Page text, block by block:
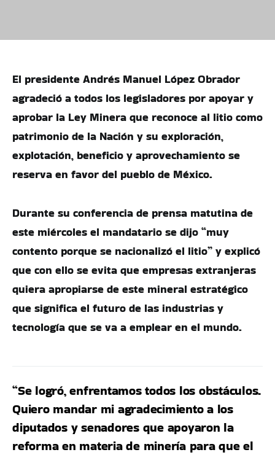
El presidente Andrés Manuel López Obrador
agradeció a todos los legisladores por apoyar y
aprobar la Ley Minera que reconoce al litio como
patrimonio de la Nación y su exploración,
explotación, beneficio y aprovechamiento se
reserva en favor del pueblo de México.
Durante su conferencia de prensa matutina de
este miércoles el mandatario se dijo “muy
contento porque se nacionalizó el litio” y explicó
que con ello se evita que empresas extranjeras
quiera apropiarse de este mineral estratégico
que significa el futuro de las industrias y
tecnología que se va a emplear en el mundo.
“Se logró, enfrentamos todos los obstáculos.
Quiero mandar mi agradecimiento a los
diputados y senadores que apoyaron la
reforma en materia de minería para que el